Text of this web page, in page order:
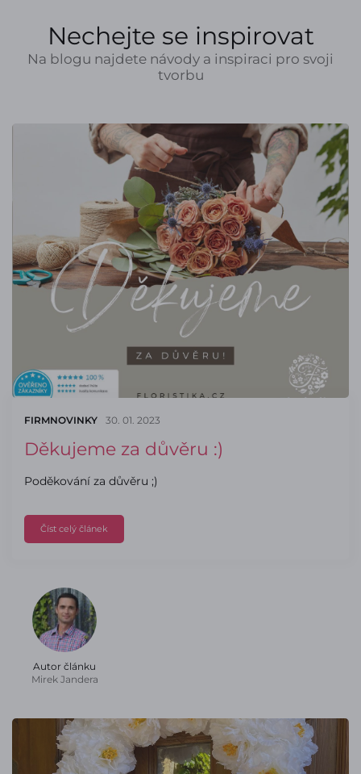
Nechejte se inspirovat
Na blogu najdete návody a inspiraci pro svoji
tvorbu
FIRMNOVINKY 30. 01. 2023
Děkujeme za důvěru :)
Poděkování za důvěru ;)
Číst celý článek
Autor článku
Mirek Jandera